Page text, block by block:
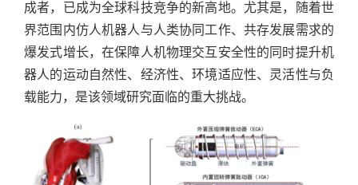
成者，已成为全球科技竞争的新高地。尤其是，随着世
界范围内仿人机器人与人类协同工作、共存发展需求的
爆发式增长，在保障人机物理交互安全性的同时提升机
器人的运动自然性、经济性、环境适应性、灵活性与负
载能力，是该领域研究面临的重大挑战。